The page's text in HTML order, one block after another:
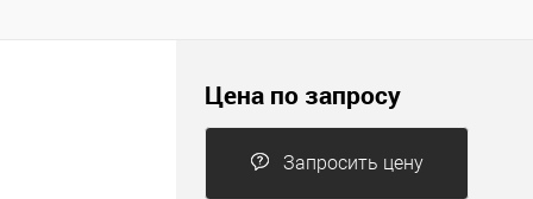
Цена по запросу
Запросить цену